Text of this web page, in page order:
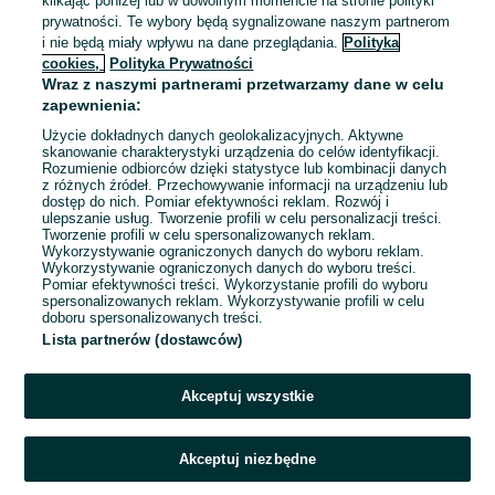
Kraj: Niemcy
Odpowiednie doświadczenie zawodowe
Dyspozycyjność: Praca zmianowa
05 sierpnia 2026
1 2
Zadzwoń / SMS
prywatności. Te wybory będą sygnalizowane naszym partnerom
i nie będą miały wpływu na dane przeglądania. Polityka
cookies,
Polityka Prywatności
Wraz z naszymi partnerami przetwarzamy dane w celu
zapewnienia:
Użycie dokładnych danych geolokalizacyjnych. Aktywne
skanowanie charakterystyki urządzenia do celów identyfikacji.
Rozumienie odbiorców dzięki statystyce lub kombinacji danych
z różnych źródeł. Przechowywanie informacji na urządzeniu lub
dostęp do nich. Pomiar efektywności reklam. Rozwój i
ulepszanie usług. Tworzenie profili w celu personalizacji treści.
Tworzenie profili w celu spersonalizowanych reklam.
Wykorzystywanie ograniczonych danych do wyboru reklam.
Wykorzystywanie ograniczonych danych do wyboru treści.
Pomiar efektywności treści. Wykorzystanie profili do wyboru
spersonalizowanych reklam. Wykorzystywanie profili w celu
doboru spersonalizowanych treści.
Lista partnerów (dostawców)
Akceptuj wszystkie
Akceptuj niezbędne